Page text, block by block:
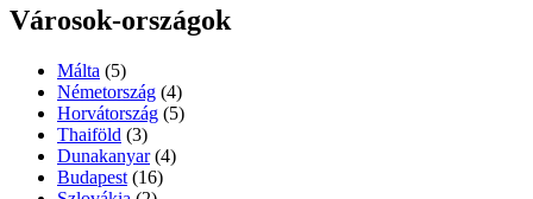
Városok-országok
Málta (5)
Németország (4)
Horvátország (5)
Thaiföld (3)
Dunakanyar (4)
Budapest (16)